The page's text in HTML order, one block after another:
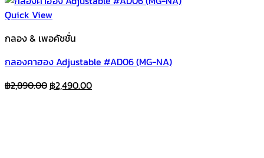
Quick View
กลอง & เพอคัชชั่น
กลองคาฮอง Adjustable #AD06 (MG-NA)
฿2,890.00 Original
฿2,490.00Current